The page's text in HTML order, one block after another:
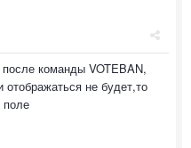
после команды VOTEBAN,
не будет,то
поле